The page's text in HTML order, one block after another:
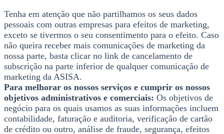
Tenha em atenção que não partilhamos os seus dados
pessoais com outras empresas para efeitos de marketing,
exceto se tivermos o seu consentimento para o efeito. Caso
não queira receber mais comunicações de marketing da
nossa parte, basta clicar no link de cancelamento de
subscrição na parte inferior de qualquer comunicação de
marketing da ASISA.
Para melhorar os nossos serviços e cumprir os nossos
objetivos administrativos e comerciais: Os objetivos de
negócio para os quais usamos as suas informações incluem
contabilidade, faturação e auditoria, verificação de cartão
de crédito ou outro, análise de fraude, segurança, efeitos